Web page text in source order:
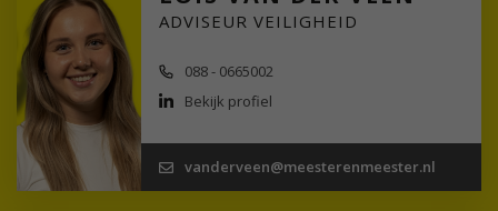
ADVISEUR VEILIGHEID
088 - 0665002
Bekijk profiel
vanderveen@meesterenmeester.nl